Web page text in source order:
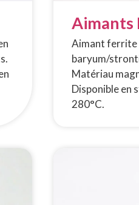
Aimants
Aimant ferrite
baryum/
Matériau
Disponible en
280°C.